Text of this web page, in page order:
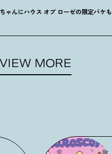
ゃんにハウス オブ ローゼの限定パケも
VIEW MORE